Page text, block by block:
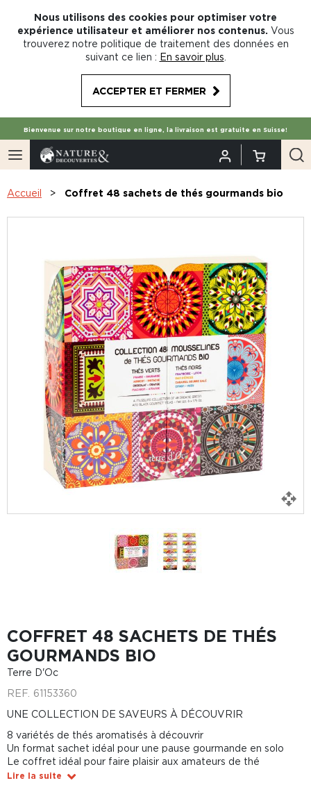
Nous utilisons des cookies pour optimiser votre
expérience utilisateur et améliorer nos contenus. Vous
trouverez notre politique de traitement des données en
suivant ce lien : En savoir plus
ACCEPTER ET FERMER
Bienvenue sur notre boutique en ligne, la livraison est gratuite en Suisse!
Accueil Coffret 48 sachets de thés gourmands bio
COFFRET 48 SACHETS DE THÉS
GOURMANDS BIO
Terre D'Oc
REF. 61153360
UNE COLLECTION DE SAVEURS À DÉCOUVRIR
8 variétés de thés aromatisés à découvrir
Un format sachet idéal pour une pause gourmande en solo
Le coffret idéal pour faire plaisir aux amateurs de thé
Lire la suite